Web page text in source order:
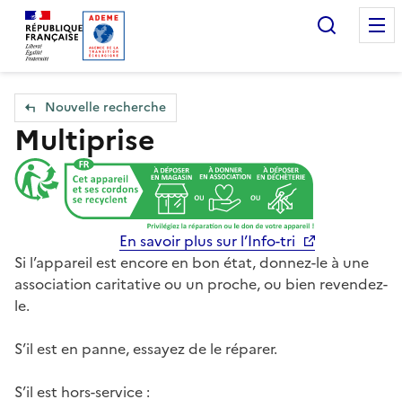
Accueil — Que Faire de mes objets & déchets
Nouvelle recherche
Multiprise
En savoir plus sur l’Info-tri
Si l’appareil est encore en bon état, donnez-le à une
association caritative ou un proche, ou bien revendez-
le.
S’il est en panne, essayez de le réparer.
S’il est hors-service :